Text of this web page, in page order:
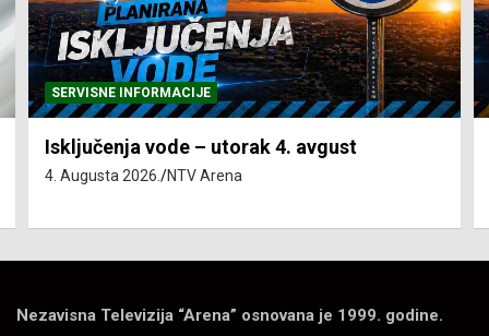
SERVISNE INFORMACIJE
Isključenja vode – utorak 4. avgust
4. Augusta 2026. NTV Arena
Nezavisna Televizija “Arena” osnovana je 1999. godine.